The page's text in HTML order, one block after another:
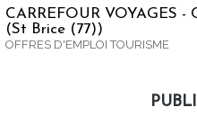
CARREFOUR VOYAGES -
(St Brice (77))
OFFRES D'EMPLOI TOURISME